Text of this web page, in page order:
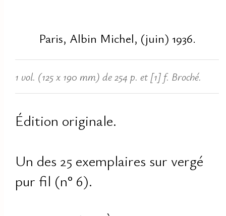
Paris, Albin Michel, (juin) 1936.
1 vol. (125 x 190 mm) de 254 p. et [1] f. Broché.
Édition originale.
Un des 25 exemplaires sur vergé
pur fil (n° 6).